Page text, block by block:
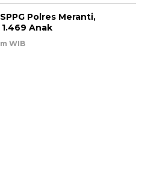
Polres Meranti,
Anak
WIB